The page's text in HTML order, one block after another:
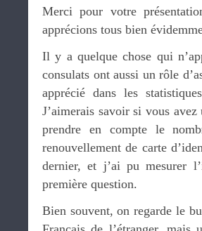
Merci pour votre
apprécions tous bien
Il y a quelque chose qui
consulats ont aussi un rôle
apprécié dans les
J’aimerais savoir si vous
prendre en compte le
renouvellement de carte
dernier, et j’ai pu mesurer
première question.
Bien souvent, on regarde le